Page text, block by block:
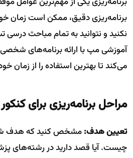
برنامه‌ریزی دقیق، ممکن است زمان
نکنید و نتوانید به تمام مباحث درسی
آموزشی مپ با ارائه برنامه‌های
می‌کند تا بهترین استفاده را از زمان
مراحل برنامه‌ریزی برای کنکور
تعیین هدف:مشخص کنید که هدف
چیست. آیا قصد دارید در رشته‌های